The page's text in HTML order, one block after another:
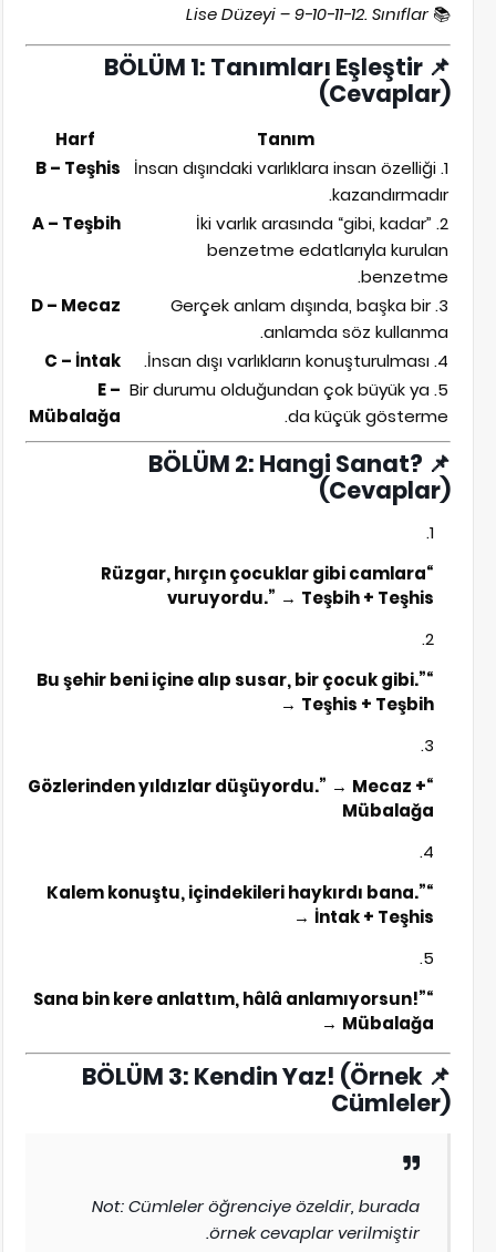
📚
Lise Düzeyi – 9-10-11-12. Sınıflar
📌
BÖLÜM 1: Tanımları Eşleştir
(Cevaplar)
Tanım
Harf
1. İnsan dışındaki varlıklara insan özelliği
kazandırmadır.
B – Teşhis
2. İki varlık arasında “gibi, kadar”
benzetme edatlarıyla kurulan
benzetme.
A – Teşbih
3. Gerçek anlam dışında, başka bir
anlamda söz kullanma.
D – Mecaz
4. İnsan dışı varlıkların konuşturulması.
C – İntak
5. Bir durumu olduğundan çok büyük ya
da küçük gösterme.
E –
Mübalağa
📌
BÖLÜM 2: Hangi Sanat?
(Cevaplar)
“Rüzgar, hırçın çocuklar gibi camlara
vuruyordu.” → Teşbih + Teşhis
“Bu şehir beni içine alıp susar, bir çocuk gibi.”
→ Teşhis + Teşbih
“Gözlerinden yıldızlar düşüyordu.”
→ Mecaz +
Mübalağa
“Kalem konuştu, içindekileri haykırdı bana.”
→ İntak + Teşhis
“Sana bin kere anlattım, hâlâ anlamıyorsun!”
→ Mübalağa
📌
BÖLÜM 3: Kendin Yaz! (Örnek
Cümleler)
Not: Cümleler öğrenciye özeldir, burada
örnek cevaplar verilmiştir.